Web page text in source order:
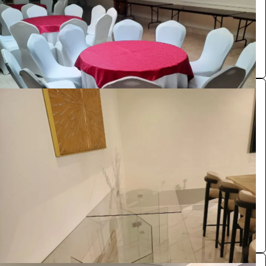
SA
0.0 (0)
طاولات بوفيه
الضيافة والمناسبات
110
/ اليوم
الرياض
مستلزمات حفلات
0.0 (0)